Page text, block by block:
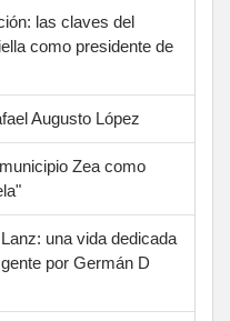
las claves del
como presidente de
Augusto López
Zea como
una vida dedicada
por Germán D